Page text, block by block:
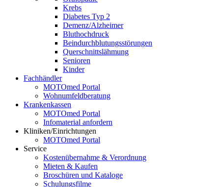
Krebs
Diabetes Typ 2
Demenz/Alzheimer
Bluthochdruck
Beindurchblutungsstörungen
Querschnittslähmung
Senioren
Kinder
Fachhändler
MOTOmed Portal
Wohnumfeldberatung
Krankenkassen
MOTOmed Portal
Infomaterial anfordern
Kliniken/Einrichtungen
MOTOmed Portal
Service
Kostenübernahme & Verordnung
Mieten & Kaufen
Broschüren und Kataloge
Schulungsfilme